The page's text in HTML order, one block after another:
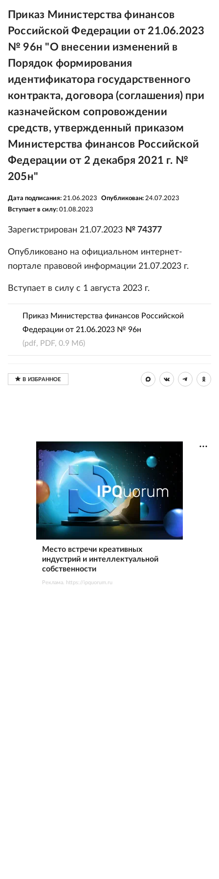
Приказ Министерства финансов
Российской Федерации от 21.06.2023
№ 96н "О внесении изменений в
Порядок формирования
идентификатора государственного
контракта, договора (соглашения) при
казначейском сопровождении
средств, утвержденный приказом
Министерства финансов Российской
Федерации от 2 декабря 2021 г. №
205н"
Дата подписания: 21.06.2023 Опубликован: 24.07.2023
Вступает в силу: 01.08.2023
Зарегистрирован 21.07.2023 № 74377
Опубликовано на официальном интернет-
портале правовой информации 21.07.2023 г.
Вступает в силу с 1 августа 2023 г.
Приказ Министерства финансов Российской
Федерации от 21.06.2023 № 96н
(pdf, PDF, 0.9 Мб)
Место встречи креативных
индустрий и интеллектуальной
собственности
Реклама. https://ipquorum.ru